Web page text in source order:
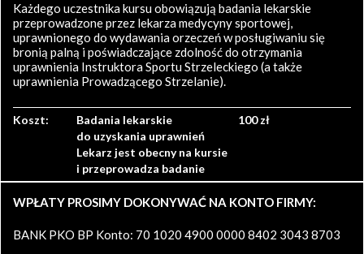
Każdego uczestnika kursu obowiązują badania lekarskie
przeprowadzone przez lekarza medycyny sportowej,
uprawnionego do wydawania orzeczeń w posługiwaniu się
bronią palną i poświadczające zdolność do otrzymania
uprawnienia Instruktora Sportu Strzeleckiego (a także
uprawnienia Prowadzącego Strzelanie).
Koszt:
Badania lekarskie
do uzyskania uprawnień
Lekarz jest obecny na kursie
i przeprowadza badanie
100 zł
WPŁATY PROSIMY DOKONYWAĆ NA KONTO FIRMY:
BANK PKO BP Konto: 70 1020 4900 0000 8402 3043 8703